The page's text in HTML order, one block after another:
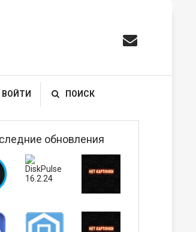
ВОЙТИ ПОИСК
обновления